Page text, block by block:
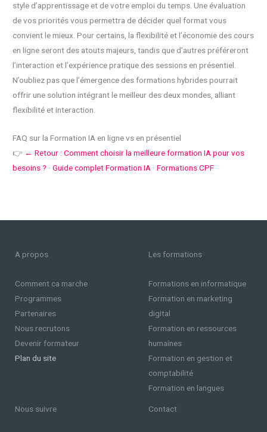
style d’apprentissage et de votre emploi du temps. Une évaluation
de vos priorités vous permettra de décider quel format vous
convient le mieux. Pour certains, la flexibilité et l’économie des cours
en ligne seront des atouts majeurs, tandis que d’autres préféreront
l’interaction et l’expérience pratique des sessions en présentiel.
N’oubliez pas que l’émergence des formations hybrides pourrait
offrir une solution intégrant le meilleur des deux mondes, alliant
flexibilité et interaction.
FAQ sur la Formation IA en ligne vs en présentiel
👉 ← Retour : Comment choisir la meilleure formation IA pour vos
besoins ? ·Guide complet Formation IA ·Formations CPF
A propos
Comment ca marche
Programmes
Partenaires
Nous recrutons
Devenir formateur
Plan du site
Les formations
Formations en informatique
Formation en marketing
digital
Formation en ressources
humaines
Formation en gestion et
comptabilité
Formation en langues
Nous suivre Contact